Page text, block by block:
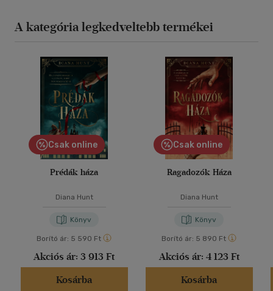
A kategória legkedveltebb termékei
Csak online
Prédák háza
Diana Hunt
Könyv
Borító ár: 5 590 Ft
Akciós ár: 3 913 Ft
Kosárba
Csak online
Ragadozók Háza
Diana Hunt
Könyv
Borító ár: 5 890 Ft
Akciós ár: 4 123 Ft
Kosárba